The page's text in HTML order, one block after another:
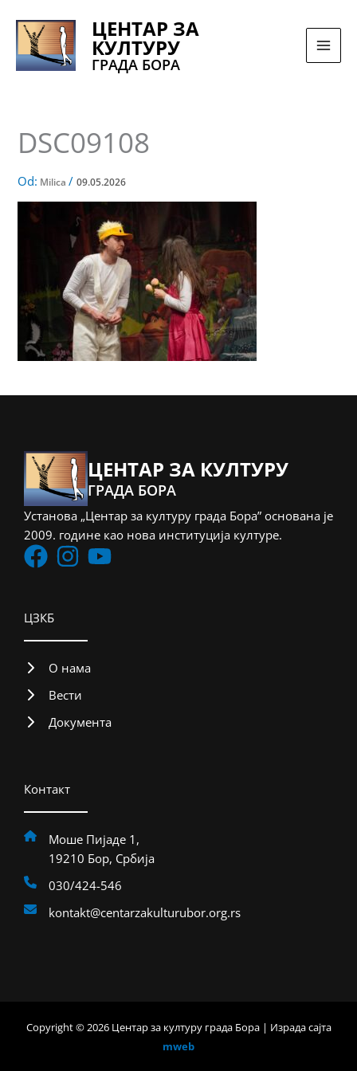
sadržaj
ЦЕНТАР ЗА
КУЛТУРУ
ГРАДА БОРА
DSC09108
Od: Milica/09.05.2026
ЦЕНТАР ЗА КУЛТУРУ
ГРАДА БОРА
Установа „Центар за културу града Бора” основана је
2009. године као нова институција културе.
ЦЗКБ
О нама
Вести
Документа
Контакт
Моше Пијаде 1,
19210 Бор, Србија
030/424-546
kontakt@centarzakulturubor.org.rs
Copyright © 2026 Центар за културу града Бора | Израда сајта
mweb